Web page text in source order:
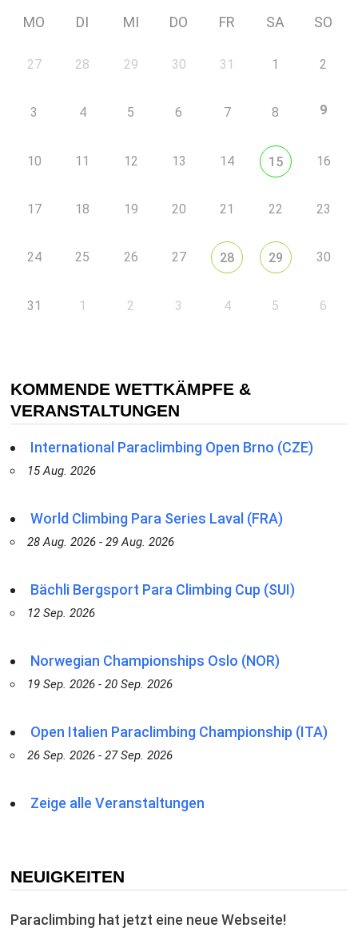
MO DI MI DO FR SA SO
27 28 29 30 31 1 2
3 4 5 6 7 8 9
10 11 12 13 14 15 16
17 18 19 20 21 22 23
24 25 26 27 28 29 30
31 1 2 3 4 5 6
KOMMENDE WETTKÄMPFE &
VERANSTALTUNGEN
International Paraclimbing Open Brno (CZE)
15 Aug. 2026
World Climbing Para Series Laval (FRA)
28 Aug. 2026 - 29 Aug. 2026
Bächli Bergsport Para Climbing Cup (SUI)
12 Sep. 2026
Norwegian Championships Oslo (NOR)
19 Sep. 2026 - 20 Sep. 2026
Open Italien Paraclimbing Championship (ITA)
26 Sep. 2026 - 27 Sep. 2026
Zeige alle Veranstaltungen
NEUIGKEITEN
Paraclimbing hat jetzt eine neue Webseite!